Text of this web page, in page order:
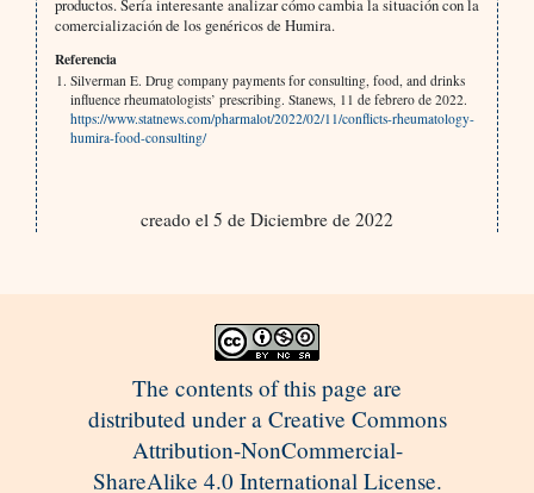
productos. Sería interesante analizar cómo cambia la situación con la
comercialización de los genéricos de Humira.
Referencia
Silverman E. Drug company payments for consulting, food, and drinks
influence rheumatologists’ prescribing. Stanews, 11 de febrero de 2022.
https://www.statnews.com/pharmalot/2022/02/11/conflicts-rheumatology-
humira-food-consulting/
creado el 5 de Diciembre de 2022
The contents of this page are
distributed under a Creative Commons
Attribution-NonCommercial-
ShareAlike 4.0 International License.